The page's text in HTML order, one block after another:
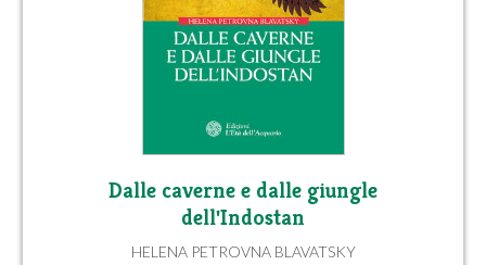
Dalle caverne e dalle giungle
dell'Indostan
HELENA PETROVNA BLAVATSKY